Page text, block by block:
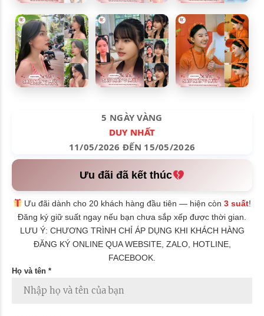
5 NGÀY VÀNG
DUY NHẤT
11/05/2026 ĐẾN 15/05/2026
Ưu đãi đã kết thúc
Ưu đãi dành cho 20 khách hàng đầu tiên — hiện còn3 suất!
Đăng ký giữ suất ngay nếu bạn chưa sắp xếp được thời gian.
LƯU Ý: CHƯƠNG TRÌNH CHỈ ÁP DỤNG KHI KHÁCH HÀNG
ĐĂNG KÝ ONLINE QUA WEBSITE, ZALO, HOTLINE,
FACEBOOK.
Họ và tên *